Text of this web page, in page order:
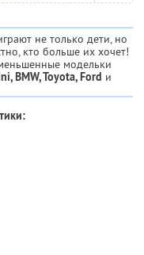
не только дети, но
кто больше их хочет!
модельки
BMW, Toyota, Ford и